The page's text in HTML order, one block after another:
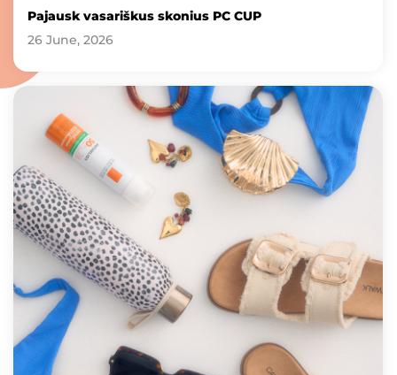
Pajausk vasariškus skonius PC CUP
26 June, 2026